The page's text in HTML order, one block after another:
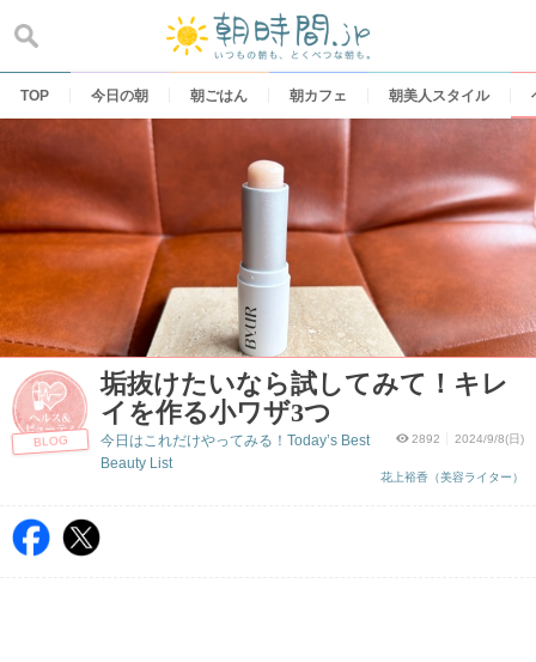
content
TOP 今日の朝 朝ごはん 朝カフェ 朝美人スタイル
BLOG
垢抜けたいなら試してみて！キレ
イを作る小ワザ3つ
2892 2024/9/8(日)
花上裕香（美容ライター）
今日はこれだけやってみる！Today’s Best
Beauty List